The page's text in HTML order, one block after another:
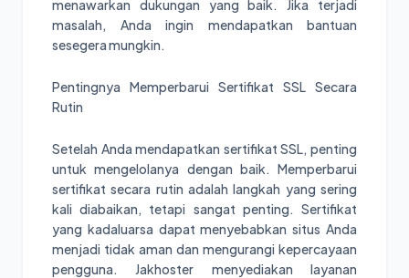
menawarkan dukungan yang baik. Jika terjadi
masalah, Anda ingin mendapatkan bantuan
sesegera mungkin.
Pentingnya Memperbarui Sertifikat SSL Secara
Rutin
Setelah Anda mendapatkan sertifikat SSL, penting
untuk mengelolanya dengan baik. Memperbarui
sertifikat secara rutin adalah langkah yang sering
kali diabaikan, tetapi sangat penting. Sertifikat
yang kadaluarsa dapat menyebabkan situs Anda
menjadi tidak aman dan mengurangi kepercayaan
pengguna. Jakhoster menyediakan layanan